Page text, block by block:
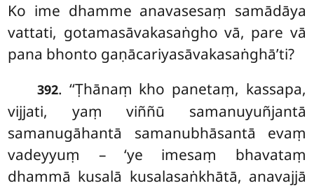
Ko ime dhamme anavasesaṃ samādāya
vattati, gotamasāvakasaṅgho vā, pare vā
pana bhonto gaṇācariyasāvakasaṅghā’ti?
392. ‘‘Ṭhānaṃ kho panetaṃ, kassapa,
vijjati, yaṃ viññū samanuyuñjantā
samanugāhantā samanubhāsantā evaṃ
vadeyyuṃ – ‘ye imesaṃ bhavataṃ
dhammā kusalā kusalasaṅkhātā, anavajjā